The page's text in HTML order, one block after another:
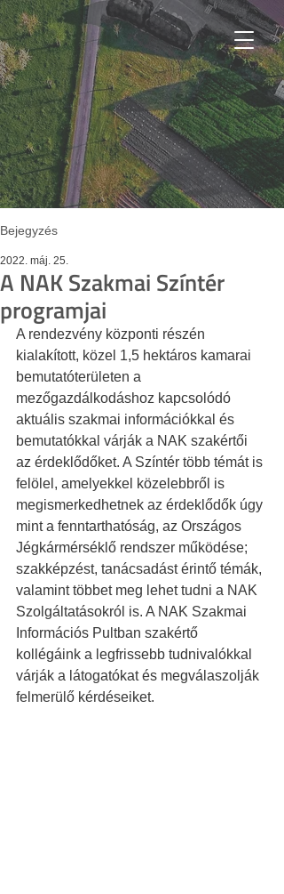
Bejegyzés
A NAK Szakmai Színtér
programjai
2022. máj. 25.
A rendezvény központi részén
kialakított, közel 1,5 hektáros kamarai
bemutatóterületen a
mezőgazdálkodáshoz kapcsolódó
aktuális szakmai információkkal és
bemutatókkal várják a NAK szakértői
az érdeklődőket. A Színtér több témát is
felölel, amelyekkel közelebbről is
megismerkedhetnek az érdeklődők úgy
mint a fenntarthatóság, az Országos
Jégkármérséklő rendszer működése;
szakképzést, tanácsadást érintő témák,
valamint többet meg lehet tudni a NAK
Szolgáltatásokról is. A NAK Szakmai
Információs Pultban szakértő
kollégáink a legfrissebb tudnivalókkal
várják a látogatókat és megválaszolják
felmerülő kérdéseiket.